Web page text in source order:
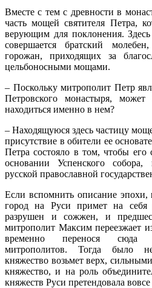
Вместе с тем с древности в
часть мощей святителя Петра,
верующим для поклонения.
совершается братский
горожан, приходящих за
цельбоносными мощами.
– Поскольку митрополит Петр
Петровского монастыря,
находиться именно в нем?
– Находящуюся здесь частицу
присутствие в обители ее
Петра состояло в том, чтобы
основании Успенского собора,
русской православной
Если вспомнить описание эпохи,
город на Руси примет на
разрушен и сожжен, и
митрополит Максим переезжает
временно перенося сюда
митрополитов. Тогда было
княжество возьмет верх,
княжество, и на роль
княжеств Руси претендовала